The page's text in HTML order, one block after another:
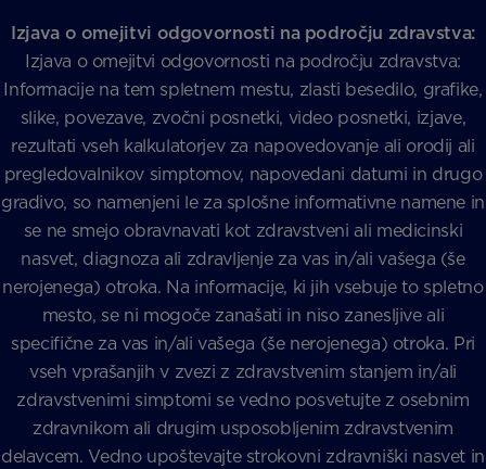
Izjava o omejitvi odgovornosti na področju zdravstva:
Izjava o omejitvi odgovornosti na področju zdravstva:
Informacije na tem spletnem mestu, zlasti besedilo, grafike,
slike, povezave, zvočni posnetki, video posnetki, izjave,
rezultati vseh kalkulatorjev za napovedovanje ali orodij ali
pregledovalnikov simptomov, napovedani datumi in drugo
gradivo, so namenjeni le za splošne informativne namene in
se ne smejo obravnavati kot zdravstveni ali medicinski
nasvet, diagnoza ali zdravljenje za vas in/ali vašega (še
nerojenega) otroka. Na informacije, ki jih vsebuje to spletno
mesto, se ni mogoče zanašati in niso zanesljive ali
specifične za vas in/ali vašega (še nerojenega) otroka. Pri
vseh vprašanjih v zvezi z zdravstvenim stanjem in/ali
zdravstvenimi simptomi se vedno posvetujte z osebnim
zdravnikom ali drugim usposobljenim zdravstvenim
delavcem. Vedno upoštevajte strokovni zdravniški nasvet in